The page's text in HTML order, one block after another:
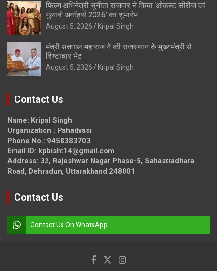
फिल्म अभिनेत्री सुनीता राजवार ने किया ‘ओकल्ट सीरीज एवं
गुलाबो अवॉर्ड्स 2026’ का शुभारंभ
August 5, 2026 Kripal Singh
मंत्री सतपाल महाराज ने की राजस्थान के मुख्यमंत्री से
शिष्टाचार भेंट
August 5, 2026 Kripal Singh
Contact Us
Name: Kripal Singh
Organization : Pahadvasi
Phone No.: 9458383703
Email ID: kpbisht14@gmail.com
Address: 32, Rajeshwar Nagar Phase-5, Sahastradhara
Road, Dehradun, Uttarakhand 248001
Contact Us
Contact Us On WhatsApp